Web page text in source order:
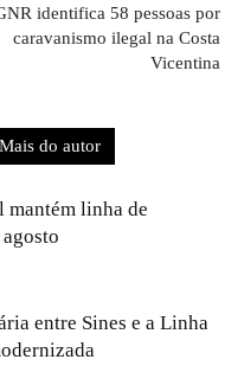
identifica 58 pessoas por
caravanismo ilegal na Costa
Vicentina
Mais do autor
mantém linha de
entre Sines e a Linha